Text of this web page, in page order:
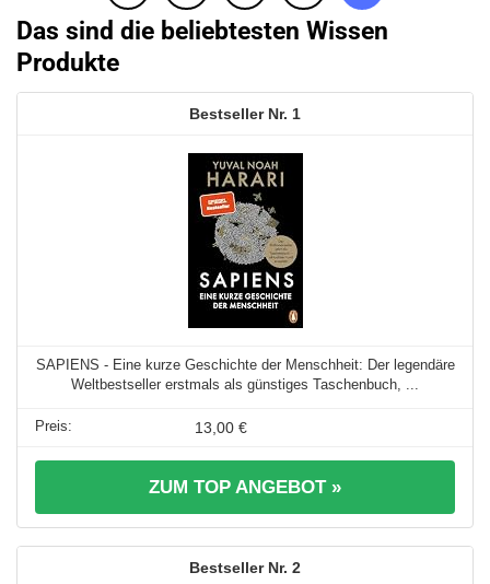
Das sind die beliebtesten Wissen
Produkte
1
SAPIENS - Eine kurze Geschichte der Menschheit: Der legendäre
Weltbestseller erstmals als günstiges Taschenbuch, ...
13,00 €
ZUM TOP ANGEBOT »
2